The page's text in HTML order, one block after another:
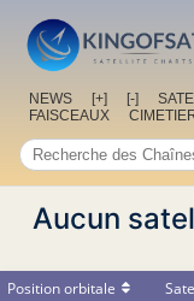
NEWS [+] [-]
FAISCEAUX
Aucun
Position orbitale